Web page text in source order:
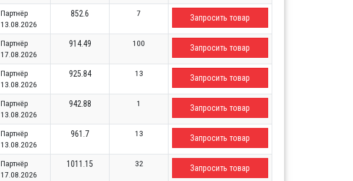
Партнёр
13.08.2026
852.6 7 Запросить товар
Партнёр
17.08.2026
914.49 100 Запросить товар
Партнёр
13.08.2026
925.84 13 Запросить товар
Партнёр
13.08.2026
942.88 1 Запросить товар
Партнёр
13.08.2026
961.7 13 Запросить товар
Партнёр
17.08.2026
1011.15 32 Запросить товар